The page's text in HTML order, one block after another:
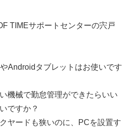
TIMEサポートセンターの宍戸
Androidタブレットはお使いです
機械で勤怠管理ができたらいい
ですか？
ヤードも狭いのに、PCを設置す